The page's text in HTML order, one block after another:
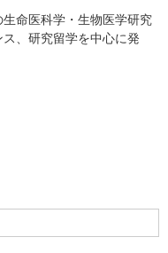
命医科学・生物医学研究
、研究留学を中心に発